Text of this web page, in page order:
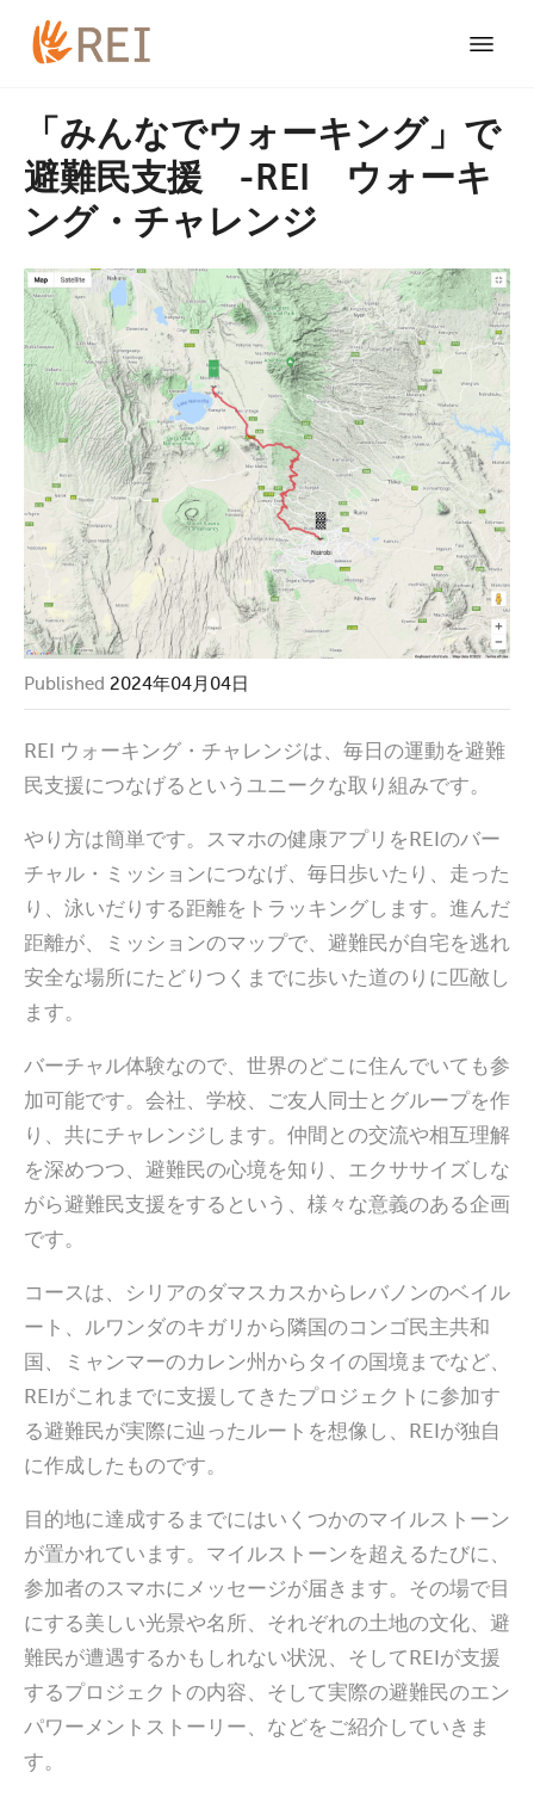
「みんなでウォーキング」で
避難民支援 ‐REI ウォーキ
ング・チャレンジ
Published 2024年04月04日
REI ウォーキング・チャレンジは、毎日の運動を避難
民支援につなげるというユニークな取り組みです。
やり方は簡単です。スマホの健康アプリをREIのバー
チャル・ミッションにつなげ、毎日歩いたり、走った
り、泳いだりする距離をトラッキングします。進んだ
距離が、ミッションのマップで、避難民が自宅を逃れ
安全な場所にたどりつくまでに歩いた道のりに匹敵し
ます。
バーチャル体験なので、世界のどこに住んでいても参
加可能です。会社、学校、ご友人同士とグループを作
り、共にチャレンジします。仲間との交流や相互理解
を深めつつ、避難民の心境を知り、エクササイズしな
がら避難民支援をするという、様々な意義のある企画
です。
コースは、シリアのダマスカスからレバノンのベイル
ート、ルワンダのキガリから隣国のコンゴ民主共和
国、ミャンマーのカレン州からタイの国境までなど、
REIがこれまでに支援してきたプロジェクトに参加す
る避難民が実際に辿ったルートを想像し、REIが独自
に作成したものです。
目的地に達成するまでにはいくつかのマイルストーン
が置かれています。マイルストーンを超えるたびに、
参加者のスマホにメッセージが届きます。その場で目
にする美しい光景や名所、それぞれの土地の文化、避
難民が遭遇するかもしれない状況、そしてREIが支援
するプロジェクトの内容、そして実際の避難民のエン
パワーメントストーリー、などをご紹介していきま
す。